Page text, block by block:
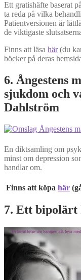
Ett gratishäfte baserat
ta reda på vilka
Patientversionen är
de viktigaste
Finns att läsa här(du
böcker på deras
6. Ångestens
sjukdom och
Dahlström
En diktsamling om
minst om depression
handlar om.
Finns att köpa här
7. Ett bipolärt